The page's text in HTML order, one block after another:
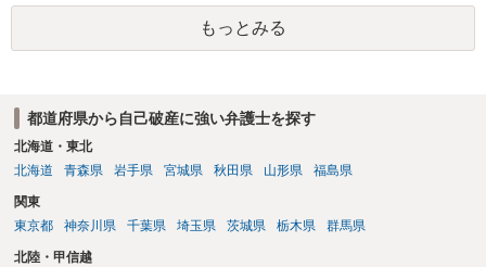
は更新しないことになります。ただし、消滅時効の起算点は、不払い
日ではなく期限の利益喪失日（通常は所定の分割の支払期日から1～2
か月程度経過しても支払いがなければ一括返済可能という契約になっ
もっとみる
都道府県から自己破産に強い弁護士を探す
北海道・東北
北海道
青森県 岩手県 宮城県 秋田県 山形県 福島県
関東
東京都
神奈川県 千葉県 埼玉県 茨城県 栃木県 群馬県
北陸・甲信越